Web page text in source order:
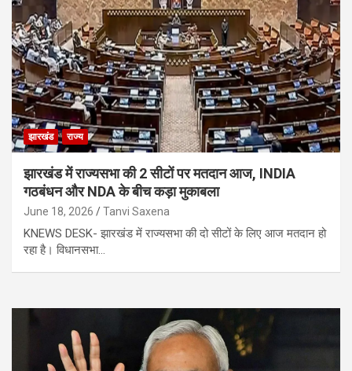
झारखंड राज्य
झारखंड में राज्यसभा की 2 सीटों पर मतदान आज, INDIA
गठबंधन और NDA के बीच कड़ा मुकाबला
June 18, 2026 Tanvi Saxena
KNEWS DESK- झारखंड में राज्यसभा की दो सीटों के लिए आज मतदान हो
रहा है। विधानसभा…